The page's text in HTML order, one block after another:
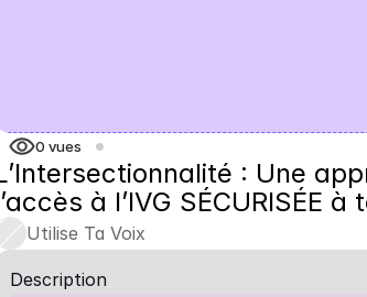
0 vues
: Une
à l’IVG SÉCURISÉE
Utilise Ta Voix
Description